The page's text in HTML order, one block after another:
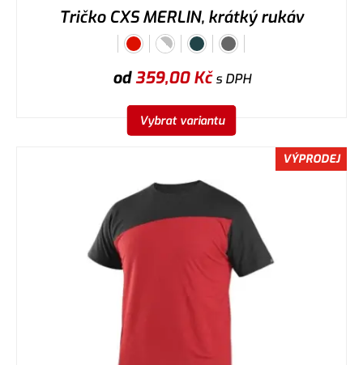
Tričko CXS MERLIN, krátký rukáv
od359,00Kčs DPH
Vybrat variantu
VÝPRODEJ